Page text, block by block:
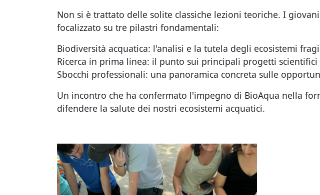
Non si è trattato delle solite classiche lezioni teoriche. I
focalizzato su tre pilastri fondamentali:
Biodiversità acquatica: l'analisi e la tutela degli ecosistemi
Ricerca in prima linea: il punto sui principali progetti
Sbocchi professionali: una panoramica concreta sulle
Un incontro che ha confermato l'impegno di BioAqua nella
difendere la salute dei nostri ecosistemi acquatici.